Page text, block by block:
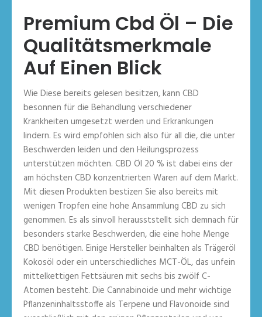
Premium Cbd Öl – Die
Qualitätsmerkmale
Auf Einen Blick
Wie Diese bereits gelesen besitzen, kann CBD
besonnen für die Behandlung verschiedener
Krankheiten umgesetzt werden und Erkrankungen
lindern. Es wird empfohlen sich also für all die, die unter
Beschwerden leiden und den Heilungsprozess
unterstützen möchten. CBD Öl 20 % ist dabei eins der
am höchsten CBD konzentrierten Waren auf dem Markt.
Mit diesen Produkten bestizen Sie also bereits mit
wenigen Tropfen eine hohe Ansammlung CBD zu sich
genommen. Es als sinvoll herausststellt sich demnach für
besonders starke Beschwerden, die eine hohe Menge
CBD benötigen. Einige Hersteller beinhalten als Trägeröl
Kokosöl oder ein unterschiedliches MCT-ÖL, das unfein
mittelkettigen Fettsäuren mit sechs bis zwölf C-
Atomen besteht. Die Cannabinoide und mehr wichtige
Pflanzeninhaltsstoffe als Terpene und Flavonoide sind